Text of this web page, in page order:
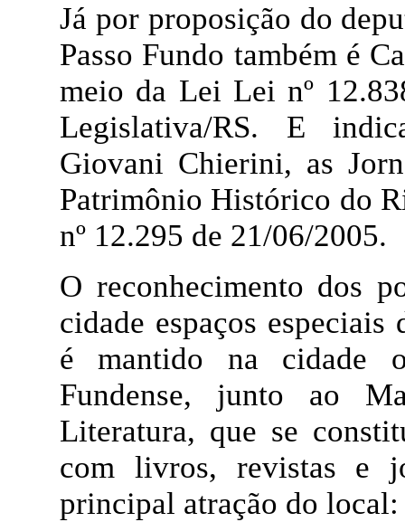
Já por proposição do
Passo Fundo também é
meio da Lei Lei nº
Legislativa/RS. E
Giovani Chierini, as
Patrimônio Histórico do
nº 12.295 de 21/06/2005.
O reconhecimento dos
cidade espaços
é mantido na cidade
Fundense, junto ao
Literatura, que se
com livros, revistas e
principal atração do